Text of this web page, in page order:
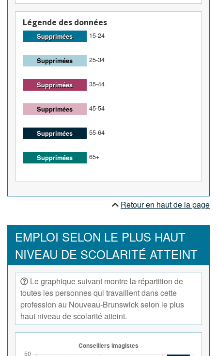
Légende des données
Supprimées 15-24
Supprimées 25-34
Supprimées 35-44
Supprimées 45-54
Supprimées 55-64
Supprimées 65+
Retour en haut de la page
EMPLOI SELON LE PLUS HAUT
NIVEAU DE SCOLARITÉ ATTEINT
Le graphique suivant montre la répartition de
toutes les personnes qui travaillent dans cette
profession au Nouveau-Brunswick selon le plus
haut niveau de scolarité atteint.